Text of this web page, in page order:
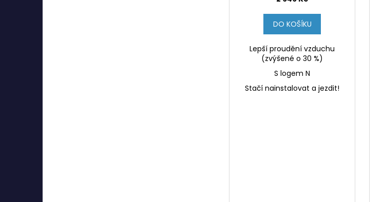
DO KOŠÍKU
Lepší proudění vzduchu
(zvýšené o 30 %)
S logem N
Stačí nainstalovat a jezdit!